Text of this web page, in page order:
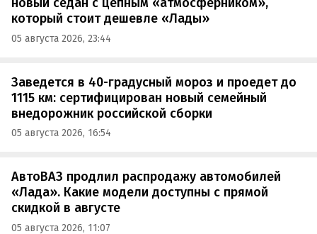
новый седан с цепным «атмосферником»,
который стоит дешевле «Лады»
05 августа 2026, 23:44
Заведется в 40-градусный мороз и проедет до
1115 км: сертифицирован новый семейный
внедорожник российской сборки
05 августа 2026, 16:54
АвтоВАЗ продлил распродажу автомобилей
«Лада». Какие модели доступны с прямой
скидкой в августе
05 августа 2026, 11:07